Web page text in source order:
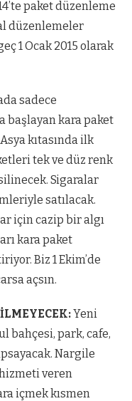
paket düzenleme
düzenlemeler
1 Ocak 2015 olarak
sadece
başlayan kara paket
kıtasında ilk
tek ve düz renk
Sigaralar
satılacak.
için cazip bir algı
kara paket
Biz 1 Ekim’de
açsın.
Yeni
bahçesi, park, cafe,
Nargile
veren
içmek kısmen